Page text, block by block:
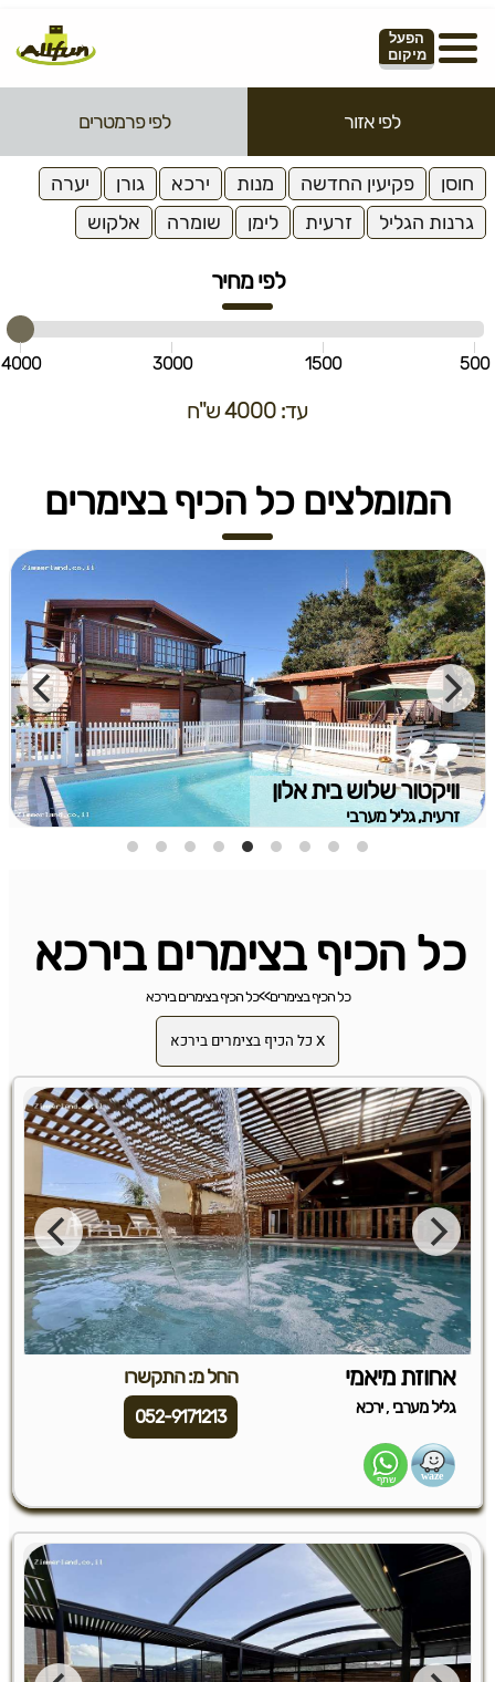
הפעל
מיקום
לפי אזור לפי פרמטרים
חוסן פקיעין החדשה מנות ירכא גורן
יערה
גרנות הגליל
זרעית לימן שומרה אלקוש
לפי מחיר
500
1500
3000
4000
עד: 4000 ש"ח
המומלצים כל הכיף בצימרים
וויקטור שלוש בית אלון
זרעית, גליל מערבי
כל הכיף בצימרים בירכא
כל הכיף בצימרים>>כל הכיף בצימרים בירכא
X כל הכיף בצימרים בירכא
אחוזת מיאמי החל מ: התקשרו
גליל מערבי ,ירכא 052-9171213